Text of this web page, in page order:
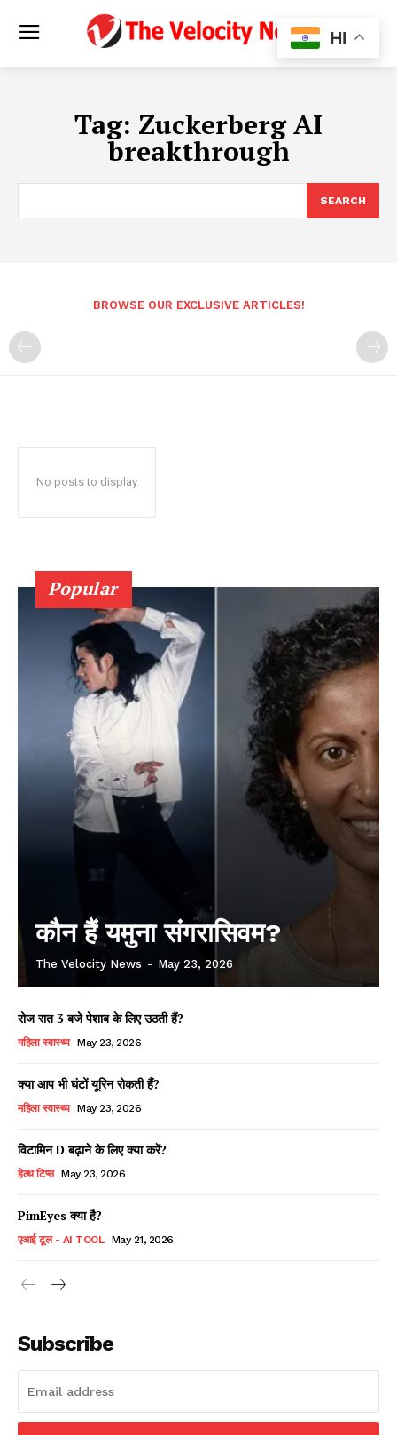
Tag: Zuckerberg AI
breakthrough
SEARCH
BROWSE OUR EXCLUSIVE ARTICLES!
No posts to display
Popular
कौन हैं यमुना संगरासिवम?
The Velocity News - May 23, 2026
रोज रात 3 बजे पेशाब के लिए उठती हैं?
महिला स्वास्थ्य May 23, 2026
क्या आप भी घंटों यूरिन रोकती हैं?
महिला स्वास्थ्य May 23, 2026
विटामिन D बढ़ाने के लिए क्या करें?
हेल्थ टिप्स May 23, 2026
PimEyes क्या है?
एआई टूल - AI TOOL May 21, 2026
Subscribe
HI